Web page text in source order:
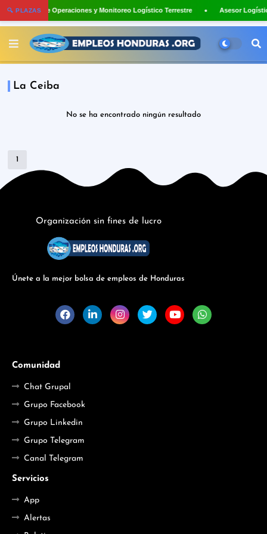
La Ceiba
No se ha encontrado ningún resultado
1
Organización sin fines de lucro
Únete a la mejor bolsa de empleos de Honduras
Comunidad
Chat Grupal
Grupo Facebook
Grupo Linkedin
Grupo Telegram
Canal Telegram
Servicios
App
Alertas
🔍 PLAZAS
Asistente de Operaciones y Monitoreo Logístico Terrestre Asesor